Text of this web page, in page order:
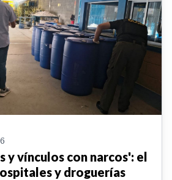
y vínculos con narcos': el
y droguerías